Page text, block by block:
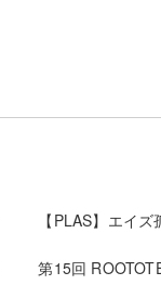
【PLAS】エイ
第15回